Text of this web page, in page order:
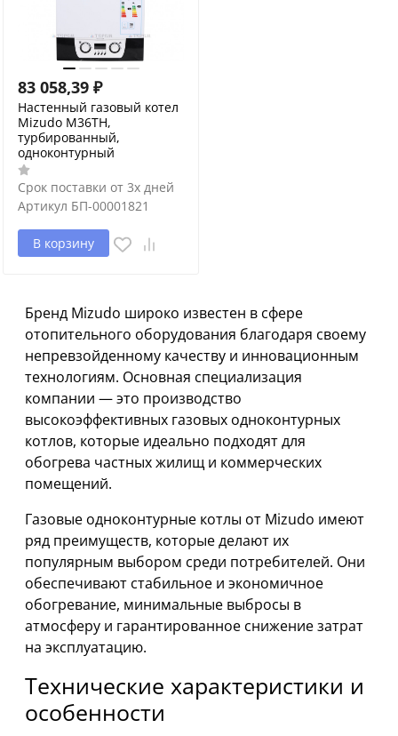
83 058,39 ₽
Настенный газовый котел
Mizudo M36ТH,
турбированный,
одноконтурный
Срок поставки от 3х дней
Артикул БП-00001821
В корзину
Бренд Mizudo широко известен в сфере
отопительного оборудования благодаря своему
непревзойденному качеству и инновационным
технологиям. Основная специализация
компании — это производство
высокоэффективных газовых одноконтурных
котлов, которые идеально подходят для
обогрева частных жилищ и коммерческих
помещений.
Газовые одноконтурные котлы от Mizudo имеют
ряд преимуществ, которые делают их
популярным выбором среди потребителей. Они
обеспечивают стабильное и экономичное
обогревание, минимальные выбросы в
атмосферу и гарантированное снижение затрат
на эксплуатацию.
Технические характеристики и
особенности